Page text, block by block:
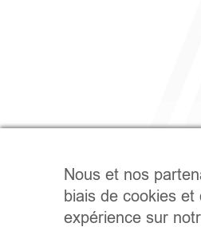
Nous et nos
biais de cookies
expérience sur